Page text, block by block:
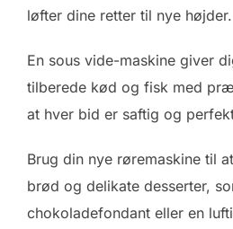
løfter dine retter til nye højder.
En sous vide-maskine giver
tilberede kød og fisk med
at hver bid er saftig og
Brug din nye røremaskine til
brød og delikate desserter,
chokoladefondant eller en